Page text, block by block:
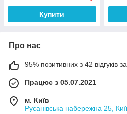
Купити
Про нас
95% позитивних з 42 відгуків за
Працює з 05.07.2021
м. Київ
Русанівська набережна 25,